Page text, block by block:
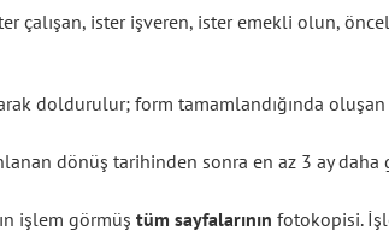
çalışan, ister işveren, ister emekli olun,
doldurulur; form tamamlandığında oluşan
dönüş tarihinden sonra en az 3 ay daha
işlem görmüş tüm sayfalarının fotokopisi.